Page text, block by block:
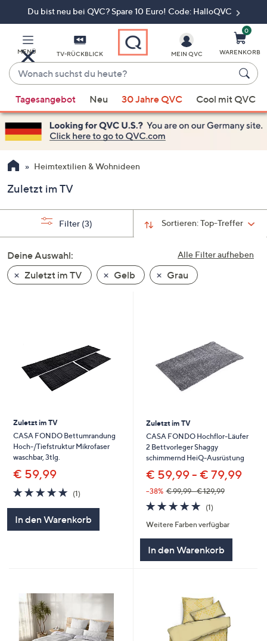
Du bist neu bei QVC? Spare 10 Euro! Code: HalloQVC
MENÜ TV-RÜCKBLICK
Wonach
suchst
du
heute?
Vorschläge
verfügbar
sind,
verwenden
Sie
Pfeiltasten
nach
und
nach
unten
oder
nach
links
um
diese
anzuzeigen.
MEIN QVC
0
WARENKORB
Tagesangebot Neu 30 Jahre QVC Cool mit QVC
Heimtextilien & Wohnideen
Zuletzt im TV
Sortieren:Top-Treffer
Filter (3)
Alle Filter aufheben
Deine Auswahl:
Zuletzt im TV
Gelb Grau
Zuletzt im TV
CASA FONDO Bettumrandung
Hoch-/Tiefstruktur Mikrofaser
waschbar, 3tlg.
€ 59,99
5.0
von
(1)1
In den Warenkorb
Zuletzt im TV
CASA FONDO Hochflor-Läufer
2 Bettvorleger Shaggy
schimmernd HeiQ-Ausrüstung
€ 59,99 - € 79,99
--38% € 99,99 - € 129,99
5.0
von
5
(1)1
Weitere Farben verfügbar
In den Warenkorb